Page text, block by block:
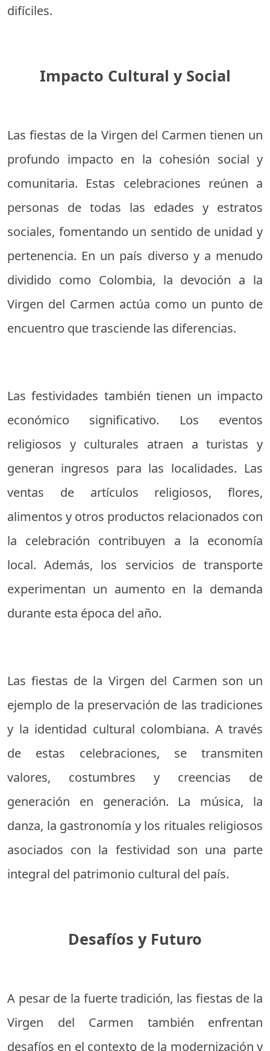
difíciles.
Impacto Cultural y Social
Las fiestas de la Virgen del Carmen tienen un
profundo impacto en la cohesión social y
comunitaria. Estas celebraciones reúnen a
personas de todas las edades y estratos
sociales, fomentando un sentido de unidad y
pertenencia. En un país diverso y a menudo
dividido como Colombia, la devoción a la
Virgen del Carmen actúa como un punto de
encuentro que trasciende las diferencias.
Las festividades también tienen un impacto
económico significativo. Los eventos
religiosos y culturales atraen a turistas y
generan ingresos para las localidades. Las
ventas de artículos religiosos, flores,
alimentos y otros productos relacionados con
la celebración contribuyen a la economía
local. Además, los servicios de transporte
experimentan un aumento en la demanda
durante esta época del año.
Las fiestas de la Virgen del Carmen son un
ejemplo de la preservación de las tradiciones
y la identidad cultural colombiana. A través
de estas celebraciones, se transmiten
valores, costumbres y creencias de
generación en generación. La música, la
danza, la gastronomía y los rituales religiosos
asociados con la festividad son una parte
integral del patrimonio cultural del país.
Desafíos y Futuro
A pesar de la fuerte tradición, las fiestas de la
Virgen del Carmen también enfrentan
desafíos en el contexto de la modernización y